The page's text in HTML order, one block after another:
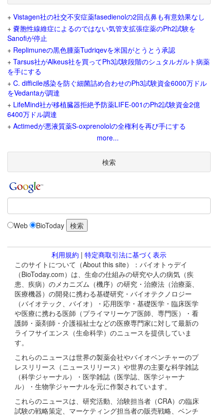
+ Vistagen社の社交不安症薬fasedienolの2回点鼻も有意効果なし
+ 嚢胞性線維症によるのではない気管支拡張症薬のPh2試験を
Sanofiが停止
+ Replimuneの黒色腫薬Tudriqevを米国がとうとう承認
+ Tarsus社がAlkeus社を買ってPh3試験段階のシュタルガルト病薬
を手にする
+ C. difficile感染を防ぐ細菌詰め合わせのPh3試験資金6000万ドル
をVedantaが調達
+ LifeMind社が移植臓器拒絶予防薬LIFE-001のPh2試験資金2億
6400万ドル調達
+ Actimedが悪液質薬S-oxprenololの全権利を再び手にする
more...
検索
Web BioToday
利用規約 | 特定商取引法に基づく表示
このサイトについて（About this site）：バイオトゥデイ
（BioToday.com）は、生命の仕組みの研究や人の病気（疾
患、疾病）のメカニズム（機序）の研究・治療法（治療薬、
医療機器）の開発に携わる基礎研究・バイオテクノロジー
（バイオテック、バイオ）・応用医学・基礎医学・臨床医学
や医療に携わる医師（プライマリーケア医師、専門医）・看
護師・薬剤師・介護福祉士などの医療専門家に対して最新の
ライフサイエンス（生命科学）のニュースを提供していま
す。
これらのニュースは世界の製薬会社やバイオベンチャーのプ
レスリリース（ニュースリリース）や世界の主要な科学雑誌
（科学ジャーナル）・医学雑誌（医学誌、医学ジャーナ
ル）・生物学ジャーナルを元に作製されています。
これらのニュースは、研究活動、治験担当者（CRA）の臨床
試験の戦略策定、マーケティング担当者の販売戦略、ベンチ